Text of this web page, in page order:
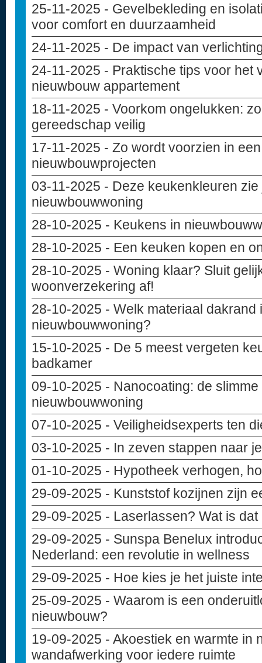
25-11-2025 - Gevelbekleding en
voor comfort en duurzaamheid
24-11-2025 - De impact van
24-11-2025 - Praktische tips voor het
nieuwbouw appartement
18-11-2025 - Voorkom ongelukken:
gereedschap veilig
17-11-2025 - Zo wordt voorzien in
nieuwbouwprojecten
03-11-2025 - Deze keukenkleuren
nieuwbouwwoning
28-10-2025 - Keukens in
28-10-2025 - Een keuken kopen en
28-10-2025 - Woning klaar? Sluit
woonverzekering af!
28-10-2025 - Welk materiaal dakrand
nieuwbouwwoning?
15-10-2025 - De 5 meest vergeten
badkamer
09-10-2025 - Nanocoating: de
nieuwbouwwoning
07-10-2025 - Veiligheidsexperts ten
03-10-2025 - In zeven stappen naar
01-10-2025 - Hypotheek verhogen,
29-09-2025 - Kunststof kozijnen zijn
29-09-2025 - Laserlassen? Wat is
29-09-2025 - Sunspa Benelux
Nederland: een revolutie in wellness
29-09-2025 - Hoe kies je het juiste
25-09-2025 - Waarom is een
nieuwbouw?
19-09-2025 - Akoestiek en warmte in
wandafwerking voor iedere ruimte